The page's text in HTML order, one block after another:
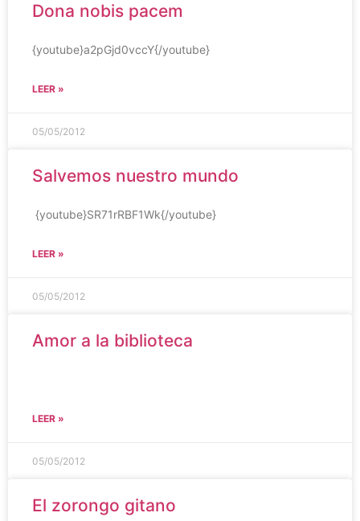
Dona nobis pacem
{youtube}a2pGjd0vccY{/youtube}
LEER »
05/05/2012
Salvemos nuestro mundo
{youtube}SR71rRBF1Wk{/youtube}
LEER »
05/05/2012
Amor a la biblioteca
LEER »
05/05/2012
El zorongo gitano